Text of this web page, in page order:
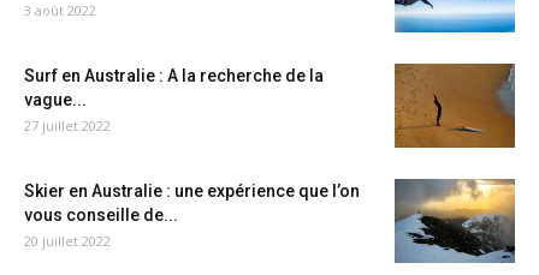
3 août 2022
Surf en Australie : A la recherche de la
vague...
27 juillet 2022
Skier en Australie : une expérience que l’on
vous conseille de...
20 juillet 2022